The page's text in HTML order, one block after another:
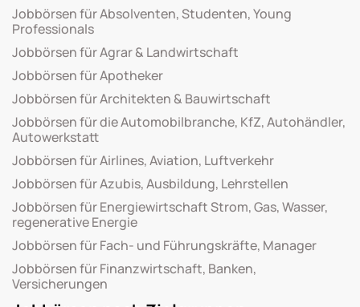
Jobbörsen für Absolventen, Studenten, Young
Professionals
Jobbörsen für Agrar & Landwirtschaft
Jobbörsen für Apotheker
Jobbörsen für Architekten & Bauwirtschaft
Jobbörsen für die Automobilbranche, KfZ, Autohändler,
Autowerkstatt
Jobbörsen für Airlines, Aviation, Luftverkehr
Jobbörsen für Azubis, Ausbildung, Lehrstellen
Jobbörsen für Energiewirtschaft Strom, Gas, Wasser,
regenerative Energie
Jobbörsen für Fach- und Führungskräfte, Manager
Jobbörsen für Finanzwirtschaft, Banken,
Versicherungen